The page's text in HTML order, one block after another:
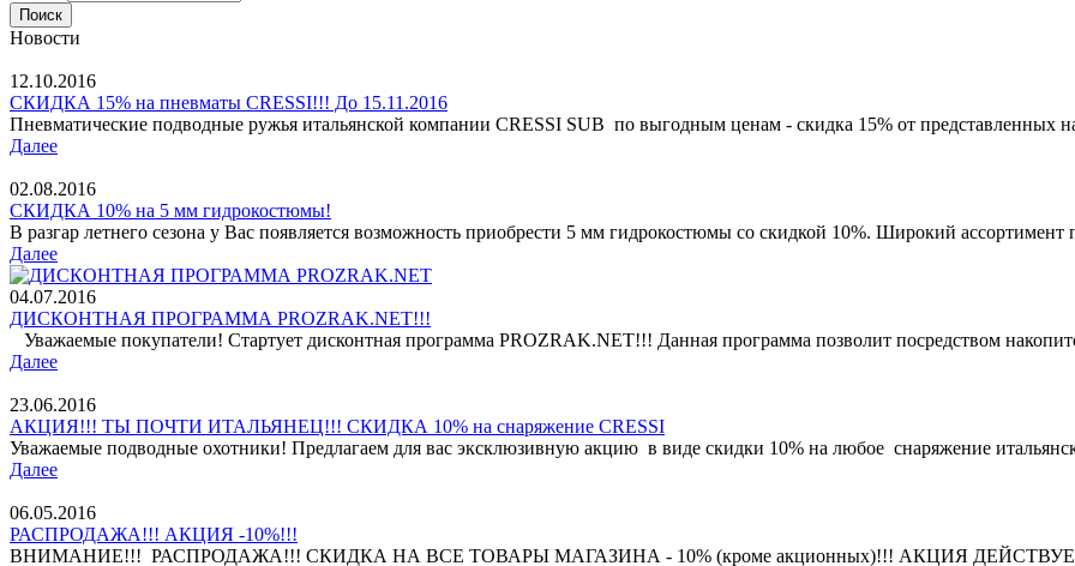
Новости
12.10.2016
СКИДКА 15% на пневматы CRESSI!!! До 15.11.2016
Пневматические подводные ружья итальянской компании CRESSI SUB по выгодным ценам - скидка 15% от представленных
Далее
02.08.2016
СКИДКА 10% на 5 мм гидрокостюмы!
В разгар летнего сезона у Вас появляется возможность приобрести 5 мм гидрокостюмы со скидкой 10%. Широкий ассортимент
Далее
04.07.2016
ДИСКОНТНАЯ ПРОГРАММА PROZRAK.NET!!!
Уважаемые покупатели! Стартует дисконтная программа PROZRAK.NET!!! Данная программа позволит посредством
Далее
23.06.2016
АКЦИЯ!!! ТЫ ПОЧТИ ИТАЛЬЯНЕЦ!!! СКИДКА 10% на снаряжение CRESSI
Уважаемые подводные охотники! Предлагаем для вас эксклюзивную акцию в виде скидки 10% на любое снаряжение
Далее
06.05.2016
РАСПРОДАЖА!!! АКЦИЯ -10%!!!
ВНИМАНИЕ!!! РАСПРОДАЖА!!! СКИДКА НА ВСЕ ТОВАРЫ МАГАЗИНА - 10% (кроме акционных)!!! АКЦИЯ